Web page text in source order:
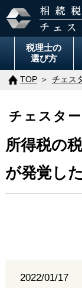
税理士の
選び方
TOP チェス
チェスタ
所得税の
が発覚し
2022/01/17